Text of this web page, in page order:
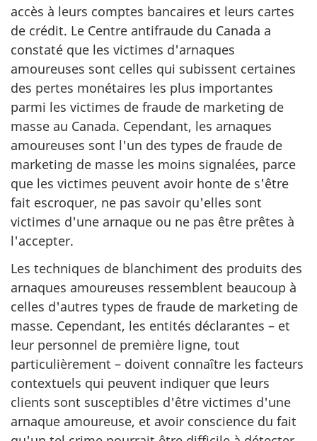
accès à leurs comptes bancaires et leurs cartes
de crédit. Le Centre antifraude du Canada a
constaté que les victimes d'arnaques
amoureuses sont celles qui subissent certaines
des pertes monétaires les plus importantes
parmi les victimes de fraude de marketing de
masse au Canada. Cependant, les arnaques
amoureuses sont l'un des types de fraude de
marketing de masse les moins signalées, parce
que les victimes peuvent avoir honte de s'être
fait escroquer, ne pas savoir qu'elles sont
victimes d'une arnaque ou ne pas être prêtes à
l'accepter.
Les techniques de blanchiment des produits des
arnaques amoureuses ressemblent beaucoup à
celles d'autres types de fraude de marketing de
masse. Cependant, les entités déclarantes – et
leur personnel de première ligne, tout
particulièrement – doivent connaître les facteurs
contextuels qui peuvent indiquer que leurs
clients sont susceptibles d'être victimes d'une
arnaque amoureuse, et avoir conscience du fait